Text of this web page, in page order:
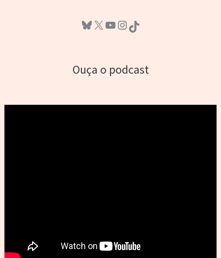
Bluesky X Youtube InstagramTikTok
Ouça o podcast